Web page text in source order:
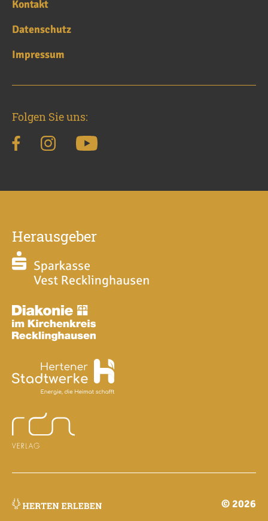
Kontakt
Datenschutz
Impressum
Folgen Sie uns:
Herausgeber
© 2026